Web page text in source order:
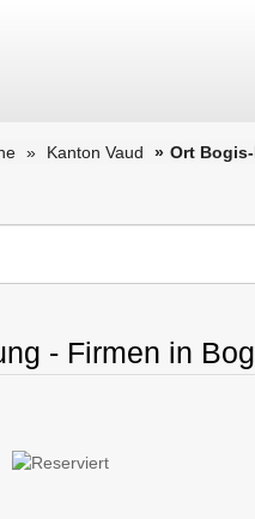
Kanton Vaud Ort
- Firmen in